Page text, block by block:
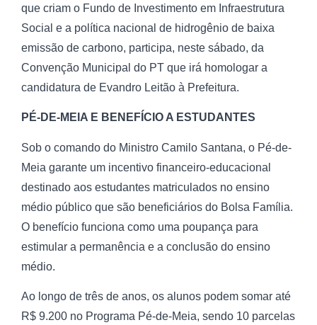
que criam o Fundo de Investimento em Infraestrutura
Social e a política nacional de hidrogênio de baixa
emissão de carbono, participa, neste sábado, da
Convenção Municipal do PT que irá homologar a
candidatura de Evandro Leitão à Prefeitura.
PÉ-DE-MEIA E BENEFÍCIO A ESTUDANTES
Sob o comando do Ministro Camilo Santana, o Pé-de-
Meia garante um incentivo financeiro-educacional
destinado aos estudantes matriculados no ensino
médio público que são beneficiários do Bolsa Família.
O benefício funciona como uma poupança para
estimular a permanência e a conclusão do ensino
médio.
Ao longo de três de anos, os alunos podem somar até
R$ 9.200 no Programa Pé-de-Meia, sendo 10 parcelas